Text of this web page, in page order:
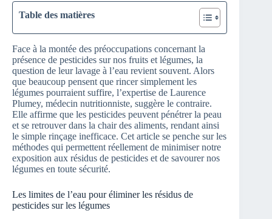
Table des matières
Face à la montée des préoccupations concernant la
présence de pesticides sur nos fruits et légumes, la
question de leur lavage à l’eau revient souvent. Alors
que beaucoup pensent que rincer simplement les
légumes pourraient suffire, l’expertise de Laurence
Plumey, médecin nutritionniste, suggère le contraire.
Elle affirme que les pesticides peuvent pénétrer la peau
et se retrouver dans la chair des aliments, rendant ainsi
le simple rinçage inefficace. Cet article se penche sur les
méthodes qui permettent réellement de minimiser notre
exposition aux résidus de pesticides et de savourer nos
légumes en toute sécurité.
Les limites de l’eau pour éliminer les résidus de
pesticides sur les légumes